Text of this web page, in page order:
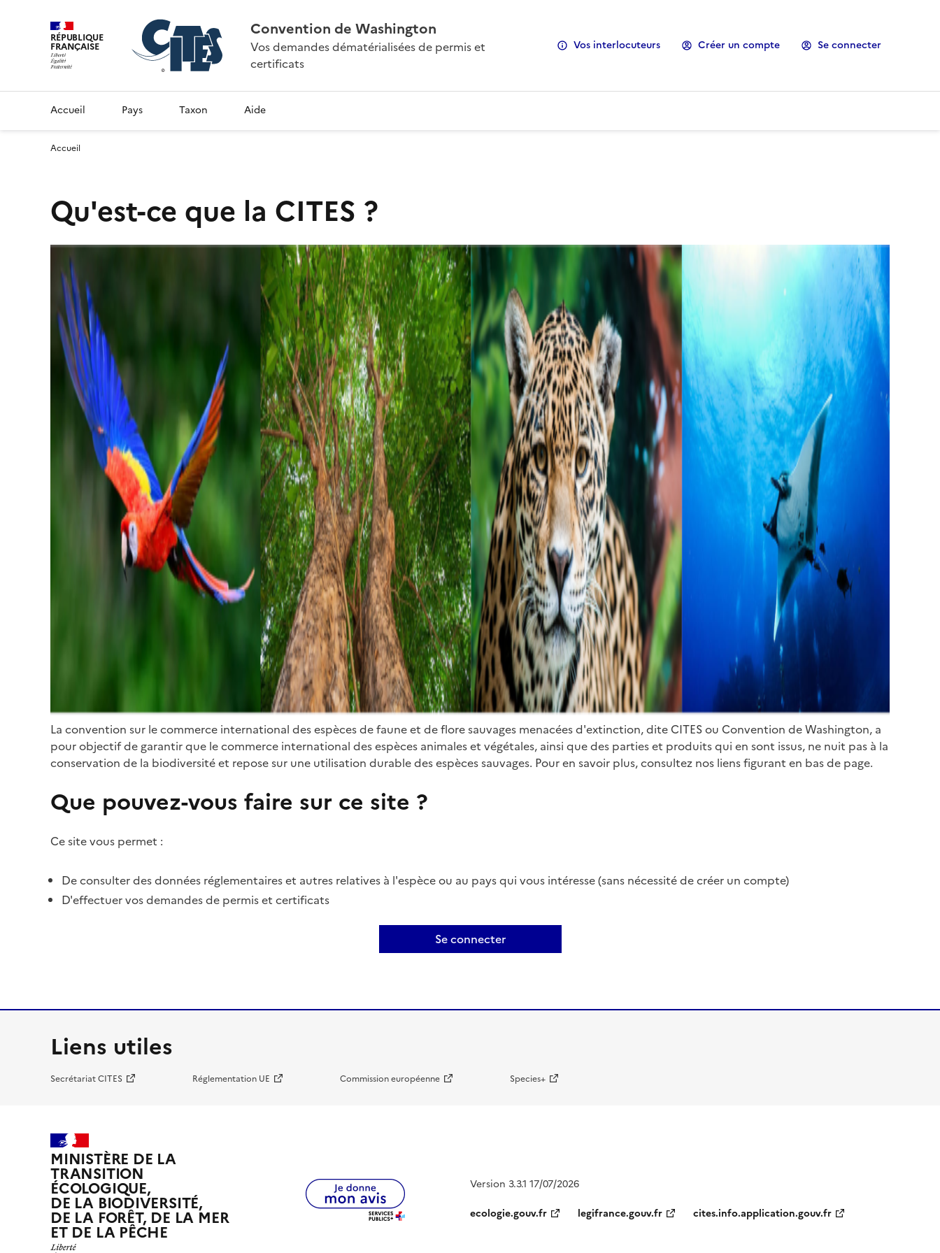
RÉPUBLIQUE
FRANÇAISE
Convention de Washington
Vos demandes dématérialisées de permis et
certificats
Vos interlocuteurs Créer un compte Se connecter
Accueil Pays Taxon Aide
Accueil
Qu'est-ce que la CITES ?
La convention sur le commerce international des espèces de faune et de flore sauvages menacées d'extinction, dite CITES ou Convention de Washington, a
pour objectif de garantir que le commerce international des espèces animales et végétales, ainsi que des parties et produits qui en sont issus, ne nuit pas à la
conservation de la biodiversité et repose sur une utilisation durable des espèces sauvages. Pour en savoir plus, consultez nos liens figurant en bas de page.
Que pouvez-vous faire sur ce site ?
Ce site vous permet :
De consulter des données réglementaires et autres relatives à l'espèce ou au pays qui vous intéresse (sans nécessité de créer un compte)
D'effectuer vos demandes de permis et certificats
Se connecter
Liens utiles
Secrétariat CITES Réglementation UE Commission européenne Species+
MINISTÈRE DE LA
TRANSITION
ÉCOLOGIQUE,
DE LA BIODIVERSITÉ,
DE LA FORÊT, DE LA MER
ET DE LA PÊCHE
Version 3.3.1 17/07/2026
ecologie.gouv.fr
legifrance.gouv.fr cites.info.application.gouv.fr